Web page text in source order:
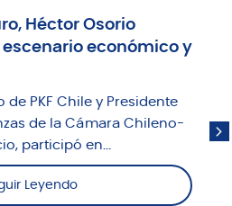
Héctor Osorio
económico y
de PKF Chile y Presidente
de la Cámara Chileno-
participó en...
Leyendo